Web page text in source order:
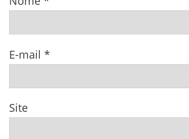
E-mail *
Site